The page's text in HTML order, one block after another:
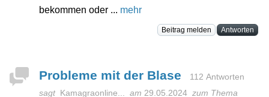
bekommen oder ... mehr
Beitrag melden Antworten
Probleme mit der Blase
112 Antworten
sagt Kamagraonline... am 29.05.2024 zum Thema